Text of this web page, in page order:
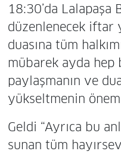
18:30’da Lalapaşa
düzenlenecek iftar
duasına tüm
mübarek ayda hep
paylaşmanın ve
yükseltmenin
Geldi “Ayrıca bu
sunan tüm